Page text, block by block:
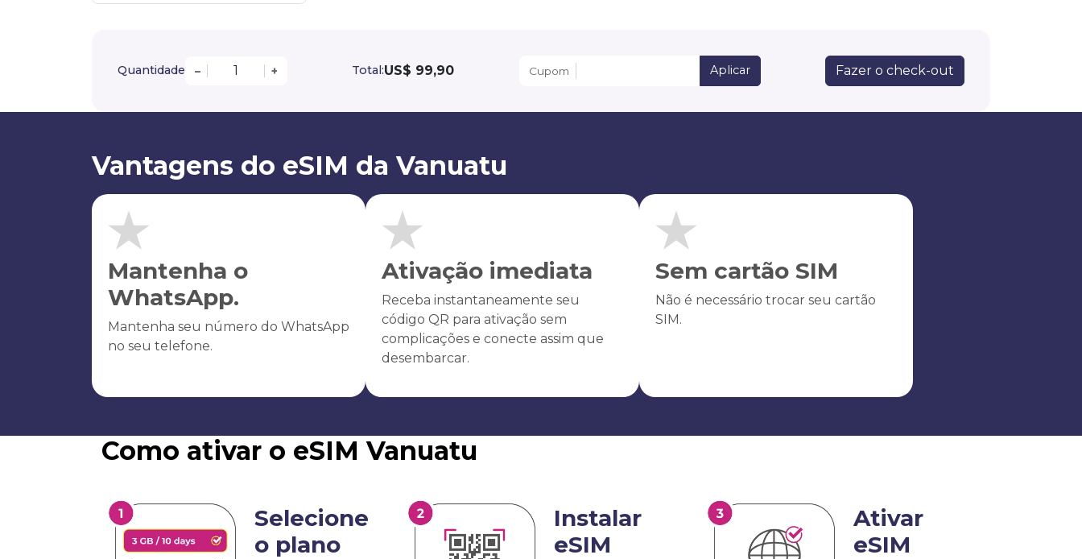
Quantidade – + Total:US$ 99,90 Cupom Aplicar Fazer o check-out
Vantagens do eSIM da Vanuatu
Mantenha o
WhatsApp.
Mantenha seu número do WhatsApp
no seu telefone.
Ativação imediata
Receba instantaneamente seu
código QR para ativação sem
complicações e conecte assim que
desembarcar.
Sem cartão SIM
Não é necessário trocar seu cartão
SIM.
Como ativar o eSIM Vanuatu
Selecione
o plano
Instalar
eSIM
Ativar
eSIM